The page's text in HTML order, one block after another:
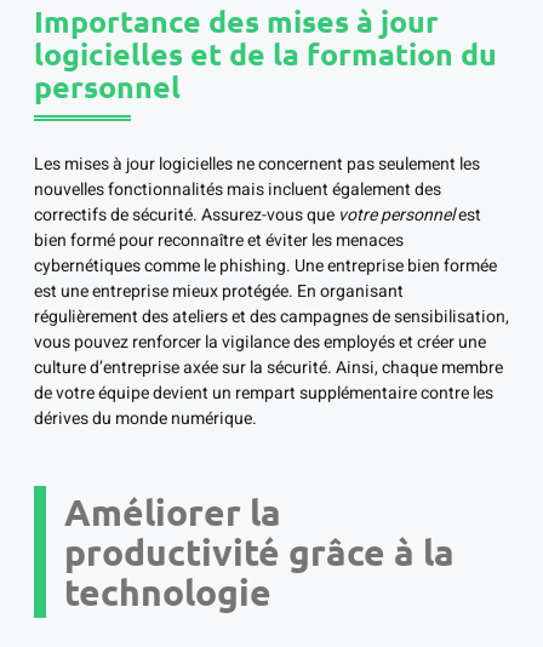
Importance des mises à jour
logicielles et de la formation du
personnel
Les mises à jour logicielles ne concernent pas seulement les
nouvelles fonctionnalités mais incluent également des
correctifs de sécurité. Assurez-vous que votre personnelest
bien formé pour reconnaître et éviter les menaces
cybernétiques comme le phishing. Une entreprise bien formée
est une entreprise mieux protégée. En organisant
régulièrement des ateliers et des campagnes de sensibilisation,
vous pouvez renforcer la vigilance des employés et créer une
culture d’entreprise axée sur la sécurité. Ainsi, chaque membre
de votre équipe devient un rempart supplémentaire contre les
dérives du monde numérique.
Améliorer la
productivité grâce à la
technologie